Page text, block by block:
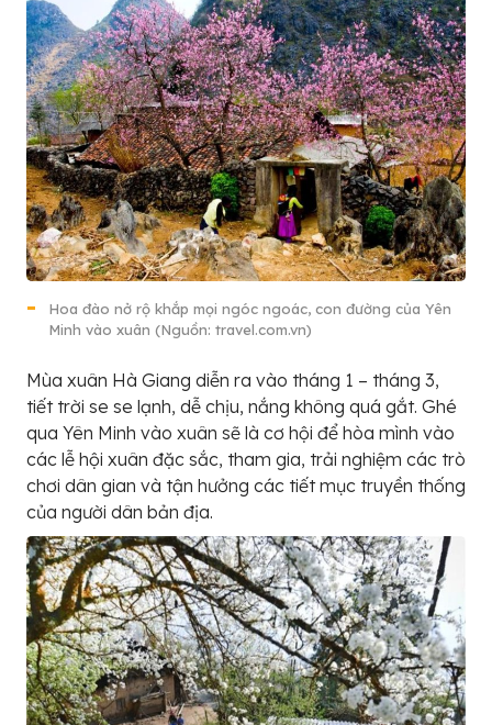
Hoa đào nở rộ khắp mọi ngóc ngoác, con đường của Yên
Minh vào xuân (Nguồn: travel.com.vn)
Mùa xuân Hà Giang diễn ra vào tháng 1 – tháng 3,
tiết trời se se lạnh, dễ chịu, nắng không quá gắt. Ghé
qua Yên Minh vào xuân sẽ là cơ hội để hòa mình vào
các lễ hội xuân đặc sắc, tham gia, trải nghiệm các trò
chơi dân gian và tận hưởng các tiết mục truyền thống
của người dân bản địa.